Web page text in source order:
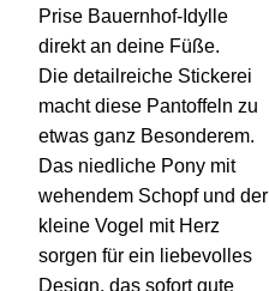
Prise Bauernhof-Idylle
direkt an deine Füße.
Die detailreiche Stickerei
macht diese Pantoffeln zu
etwas ganz Besonderem.
Das niedliche Pony mit
wehendem Schopf und der
kleine Vogel mit Herz
sorgen für ein liebevolles
Design, das sofort gute